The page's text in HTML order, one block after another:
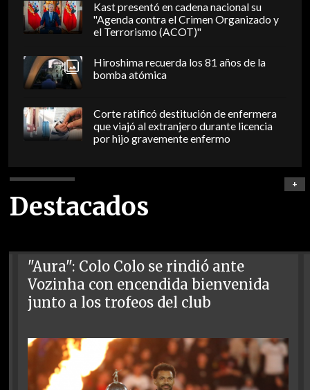
Kast presentó en cadena nacional su
"Agenda contra el Crimen Organizado y
el Terrorismo (ACOT)"
Hiroshima recuerda los 81 años de la
bomba atómica
Corte ratificó destitución de enfermera
que viajó al extranjero durante licencia
por hijo gravemente enfermo
Destacados
+
"Aura": Colo Colo se rindió ante
Vozinha con encendida bienvenida
junto a los trofeos del club